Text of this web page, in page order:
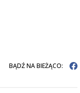
BĄDŹ NA BIEŻĄCO: